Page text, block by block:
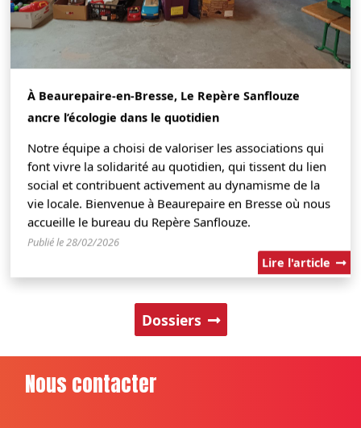
À Beaurepaire-en-Bresse, Le Repère Sanflouze
ancre l’écologie dans le quotidien
Notre équipe a choisi de valoriser les associations qui
font vivre la solidarité au quotidien, qui tissent du lien
social et contribuent activement au dynamisme de la
vie locale. Bienvenue à Beaurepaire en Bresse où nous
accueille le bureau du Repère Sanflouze.
Publié le 28/02/2026
Lire l'article
Dossiers
Nous contacter